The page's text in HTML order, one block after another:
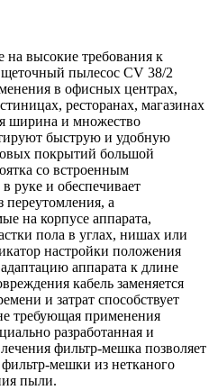
на высокие требования к
пылесос CV 38/2
в офисных центрах,
ресторанах, магазинах
ширина и множество
быструю и удобную
покрытий большой
со встроенным
руке и обеспечивает
переутомления, а
на корпусе аппарата,
пола в углах, нишах или
настройки положения
аппарата к длине
кабель заменяется
и затрат способствует
требующая применения
разработанная и
фильтр-мешка позволяет
мешки из нетканого
пыли.